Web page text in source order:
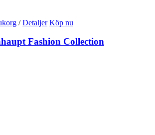
/ Detaljer Köp nu
Fashion Collection